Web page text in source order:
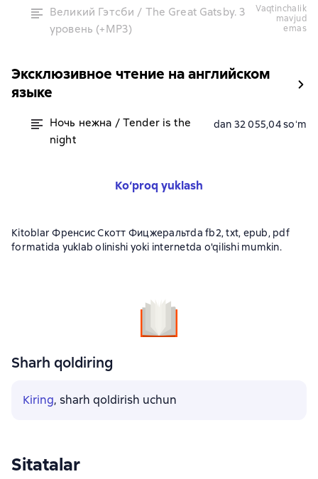
Великий Гэтсби / The Great Gatsby. 3
уровень (+MP3)
vaqtinchalik
mavjud
emas
Эксклюзивное чтение на английском
языке
Ночь нежна / Tender is the
night
dan 32 055,04 soʻm
Ko‘proq yuklash
Kitoblar Френсис Скотт Фицжеральтda fb2, txt, epub, pdf
formatida yuklab olinishi yoki internetda o'qilishi mumkin.
Sharh qoldiring
Kiring, sharh qoldirish uchun
Sitatalar